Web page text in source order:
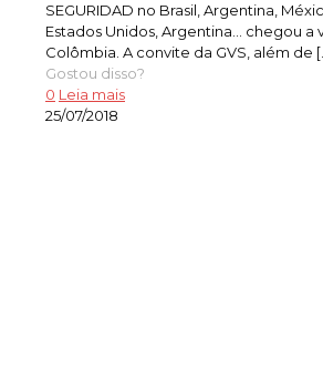
SEGURIDAD no Brasil, Argentina,
Estados Unidos, Argentina… chegou a
Colômbia. A convite da GVS, além de
Gostou disso?
0 Leia mais
25/07/2018